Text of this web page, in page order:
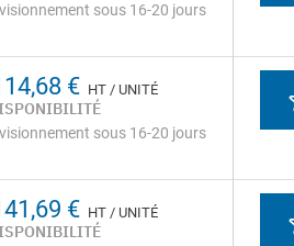
sous 16-20 jours
€ HT / UNITÉ
sous 16-20 jours
€ HT / UNITÉ